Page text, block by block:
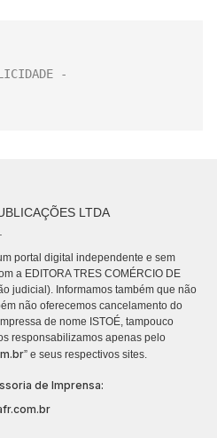
LTDA
portal digital independente e sem
a EDITORA TRES COMÉRCIO DE
judicial). Informamos também que não
não oferecemos cancelamento do
de nome ISTOÉ, tampouco
responsabilizamos apenas pelo
” e seus respectivos sites.
de Imprensa: